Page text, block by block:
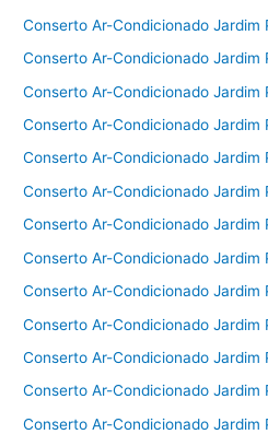
Conserto Ar-Condicionado Jardim
Conserto Ar-Condicionado Jardim
Conserto Ar-Condicionado Jardim
Conserto Ar-Condicionado Jardim
Conserto Ar-Condicionado Jardim
Conserto Ar-Condicionado Jardim
Conserto Ar-Condicionado Jardim
Conserto Ar-Condicionado Jardim
Conserto Ar-Condicionado Jardim
Conserto Ar-Condicionado Jardim
Conserto Ar-Condicionado Jardim
Conserto Ar-Condicionado Jardim
Conserto Ar-Condicionado Jardim